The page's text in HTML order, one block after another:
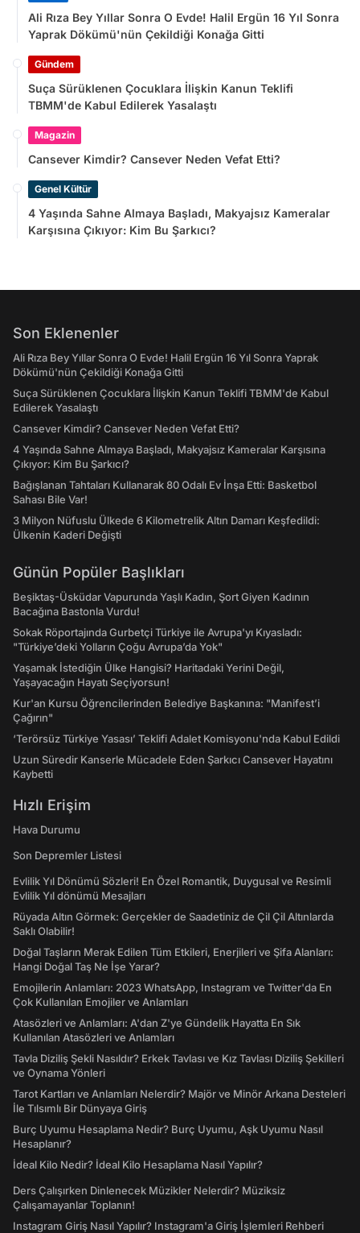
Ali Rıza Bey Yıllar Sonra O Evde! Halil Ergün 16 Yıl Sonra
Yaprak Dökümü'nün Çekildiği Konağa Gitti
Gündem
Suça Sürüklenen Çocuklara İlişkin Kanun Teklifi
TBMM'de Kabul Edilerek Yasalaştı
Magazin
Cansever Kimdir? Cansever Neden Vefat Etti?
Genel Kültür
4 Yaşında Sahne Almaya Başladı, Makyajsız Kameralar
Karşısına Çıkıyor: Kim Bu Şarkıcı?
Son Eklenenler
Ali Rıza Bey Yıllar Sonra O Evde! Halil Ergün 16 Yıl Sonra Yaprak
Dökümü'nün Çekildiği Konağa Gitti
Suça Sürüklenen Çocuklara İlişkin Kanun Teklifi TBMM'de Kabul
Edilerek Yasalaştı
Cansever Kimdir? Cansever Neden Vefat Etti?
4 Yaşında Sahne Almaya Başladı, Makyajsız Kameralar Karşısına
Çıkıyor: Kim Bu Şarkıcı?
Bağışlanan Tahtaları Kullanarak 80 Odalı Ev İnşa Etti: Basketbol
Sahası Bile Var!
3 Milyon Nüfuslu Ülkede 6 Kilometrelik Altın Damarı Keşfedildi:
Ülkenin Kaderi Değişti
Günün Popüler Başlıkları
Beşiktaş-Üsküdar Vapurunda Yaşlı Kadın, Şort Giyen Kadının
Bacağına Bastonla Vurdu!
Sokak Röportajında Gurbetçi Türkiye ile Avrupa'yı Kıyasladı:
"Türkiye’deki Yolların Çoğu Avrupa’da Yok"
Yaşamak İstediğin Ülke Hangisi? Haritadaki Yerini Değil,
Yaşayacağın Hayatı Seçiyorsun!
Kur'an Kursu Öğrencilerinden Belediye Başkanına: "Manifest’i
Çağırın"
‘Terörsüz Türkiye Yasası’ Teklifi Adalet Komisyonu'nda Kabul Edildi
Uzun Süredir Kanserle Mücadele Eden Şarkıcı Cansever Hayatını
Kaybetti
Hızlı Erişim
Hava Durumu
Son Depremler Listesi
Evlilik Yıl Dönümü Sözleri! En Özel Romantik, Duygusal ve Resimli
Evlilik Yıl dönümü Mesajları
Rüyada Altın Görmek: Gerçekler de Saadetiniz de Çil Çil Altınlarda
Saklı Olabilir!
Doğal Taşların Merak Edilen Tüm Etkileri, Enerjileri ve Şifa Alanları:
Hangi Doğal Taş Ne İşe Yarar?
Emojilerin Anlamları: 2023 WhatsApp, Instagram ve Twitter'da En
Çok Kullanılan Emojiler ve Anlamları
Atasözleri ve Anlamları: A'dan Z'ye Gündelik Hayatta En Sık
Kullanılan Atasözleri ve Anlamları
Tavla Diziliş Şekli Nasıldır? Erkek Tavlası ve Kız Tavlası Diziliş Şekilleri
ve Oynama Yönleri
Tarot Kartları ve Anlamları Nelerdir? Majör ve Minör Arkana Desteleri
İle Tılsımlı Bir Dünyaya Giriş
Burç Uyumu Hesaplama Nedir? Burç Uyumu, Aşk Uyumu Nasıl
Hesaplanır?
İdeal Kilo Nedir? İdeal Kilo Hesaplama Nasıl Yapılır?
Ders Çalışırken Dinlenecek Müzikler Nelerdir? Müziksiz
Çalışamayanlar Toplanın!
Instagram Giriş Nasıl Yapılır? Instagram'a Giriş İşlemleri Rehberi